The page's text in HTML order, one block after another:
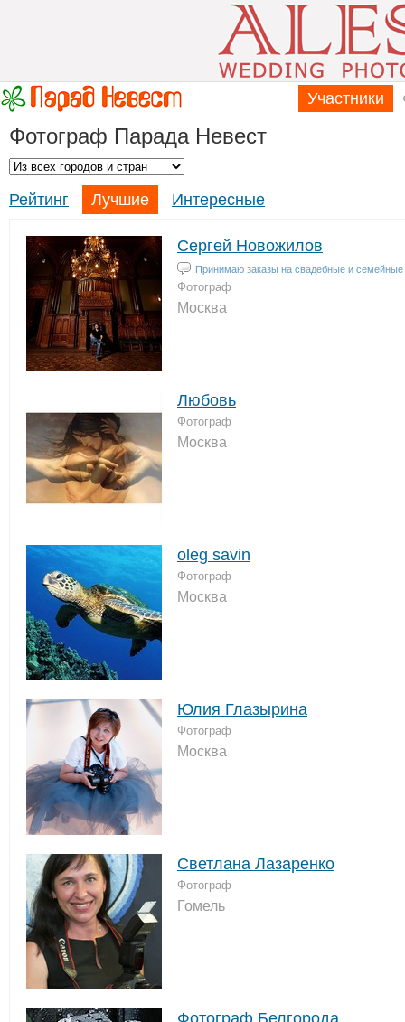
Участники
Фотограф Парада Невест
Рейтинг Лучшие Интересные
Сергей Новожилов
Принимаю заказы на свадебные и
Фотограф
Москва
Любовь
Фотограф
Москва
oleg savin
Фотограф
Москва
Юлия Глазырина
Фотограф
Москва
Светлана Лазаренко
Фотограф
Гомель
Фотограф Белгорода